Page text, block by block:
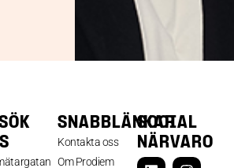
SNABBLÄNKAR
Kontakta oss
Om Prodiem
SOCIAL
NÄRVARO